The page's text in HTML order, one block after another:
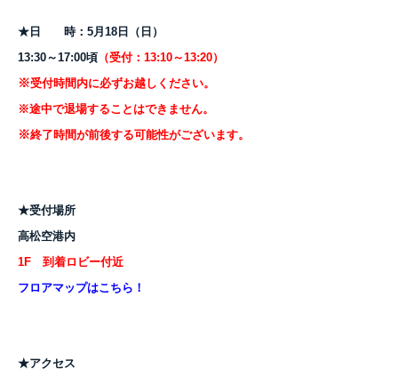
★日 時：5月18日（日）
13:30～17:00頃 （受付：13:10～13:20）
※受付時間内に必ずお越しください。
※途中で退場することはできません。
※終了時間が前後する可能性がございます。
★受付場所
高松空港内
1F 到着ロビー付近
フロアマップはこちら！
★アクセス